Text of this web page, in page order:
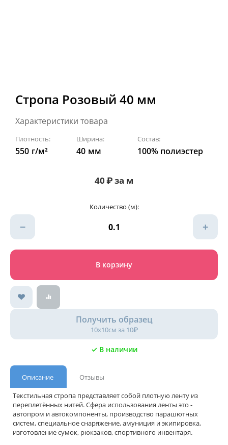
Стропа Розовый 40 мм
Характеристики товара
Плотность:
550 г/м²
Ширина:
40 мм
Состав:
100% полиэстер
40₽за м
Количество (м):
− +
В корзину
Получить образец
10х10см за 10₽
✓ В наличии
Описание
Отзывы
Текстильная стропа представляет собой плотную ленту из
переплетённых нитей. Сфера использования ленты это -
автопром и автокомпоненты, производство парашютных
систем, специальное снаряжение, амуниция и экипировка,
изготовление сумок, рюкзаков, спортивного инвентаря.